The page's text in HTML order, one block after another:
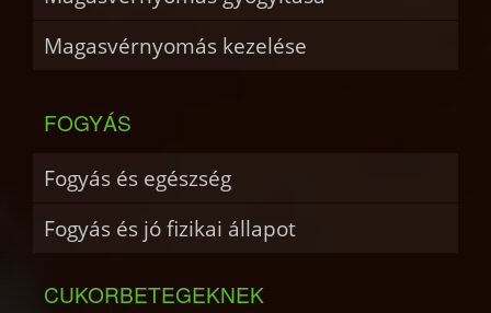
Magasvérnyomás kezelése
FOGYÁS
Fogyás és egészség
Fogyás és jó fizikai állapot
CUKORBETEGEKNEK